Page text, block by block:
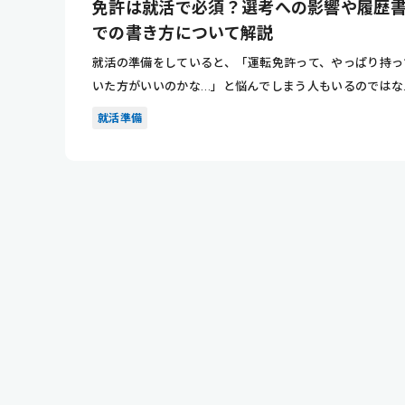
免許は就活で必須？選考への影響や履歴書
での書き方について解説
就活の準備をしていると、「運転免許って、やっぱり持っ
いた方がいいのかな…」と悩んでしまう人もいるのではな
でしょうか。...
就活準備